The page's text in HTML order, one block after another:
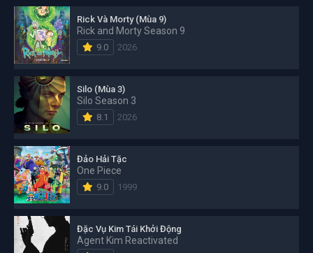
Rick Và Morty (Mùa 9)
Rick and Morty Season 9
9.0 2026
Silo (Mùa 3)
Silo Season 3
8.1 2026
Đảo Hải Tặc
One Piece
9.0 1999
Đặc Vụ Kim Tái Khởi Động
Agent Kim Reactivated